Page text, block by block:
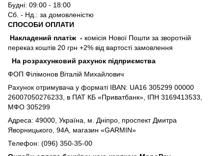
Будні: 09:00 - 18:00
Сб. - Нд.: за домовленістю
СПОСОБИ ОПЛАТИ
Накладений платіж - комісія Нової Пошти за зворотній
переказ коштів 20 грн +2% від вартості замовлення
На розрахунковий рахунок підприємства
ФОП Філімонов Віталій Михайлович
Рахунок отримувача у форматі IBAN: UA16 305299 00000
26007050276233, в ПАТ КБ «Приватбанк», ІПН 3169413533,
МФО 305299
Адреса: 49000, Україна, м. Дніпро, проспект Дмитра
Яворницького, 94А, магазин «GARMIN»
Телефон: (096) 350-35-00